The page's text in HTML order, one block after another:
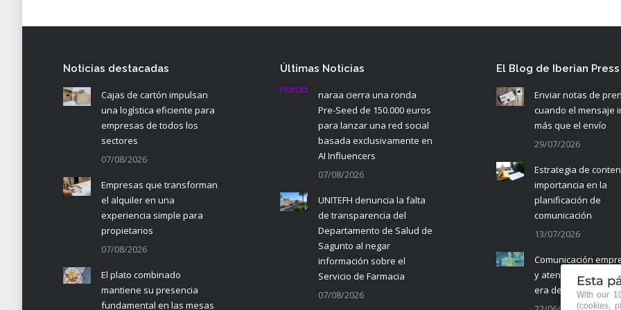
Noticias destacadas
Cajas de cartón impulsan
una logística eficiente para
empresas de todos los
sectores
07/08/2026
Empresas que transforman
el alquiler en una
experiencia simple para
propietarios
07/08/2026
El plato combinado
mantiene su presencia
fundamental en las mesas
Últimas Noticias
naraa cierra una ronda
Pre-Seed de 150.000 euros
para lanzar una red social
basada exclusivamente en
AI Influencers
07/08/2026
UNITEFH denuncia la falta
de transparencia del
Departamento de Salud de
Sagunto al negar
información sobre el
Servicio de Farmacia
07/08/2026
El Blog de Iberian Press
Enviar notas de
cuando el mensaje
más que el envío
29/07/2026
Estrategia de
importancia en la
planificación de
comunicación
13/07/2026
Comunicación
y atención al cliente
era de la IA
Esta
With our
(cookies,